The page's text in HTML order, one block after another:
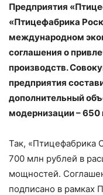
Предприятия
«Птицефабрика
международном
соглашения о
производств.
предприятия
дополнительный
модернизации –
Так, «Птицефабрика
700 млн рублей в
мощностей.
подписано в рамках